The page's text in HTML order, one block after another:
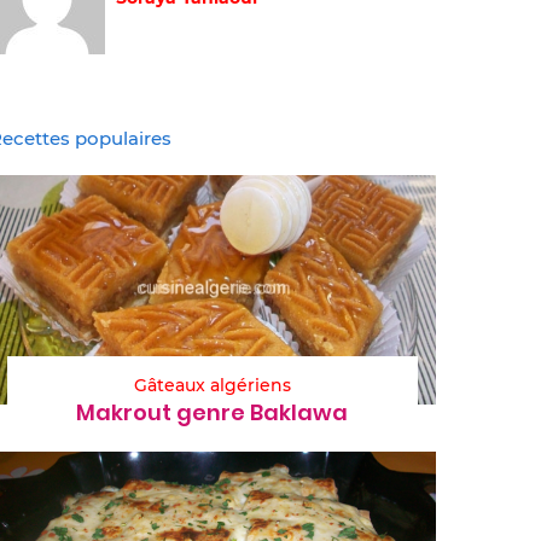
populaires
Gâteaux algériens
Makrout genre Baklawa